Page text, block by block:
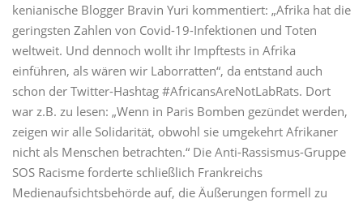
kenianische Blogger Bravin Yuri kommentiert: „Afrika hat die
geringsten Zahlen von Covid-19-Infektionen und Toten
weltweit. Und dennoch wollt ihr Impftests in Afrika
einführen, als wären wir Laborratten“, da entstand auch
schon der Twitter-Hashtag #AfricansAreNotLabRats. Dort
war z.B. zu lesen: „Wenn in Paris Bomben gezündet werden,
zeigen wir alle Solidarität, obwohl sie umgekehrt Afrikaner
nicht als Menschen betrachten.“ Die Anti-Rassismus-Gruppe
SOS Racisme forderte schließlich Frankreichs
Medienaufsichtsbehörde auf, die Äußerungen formell zu